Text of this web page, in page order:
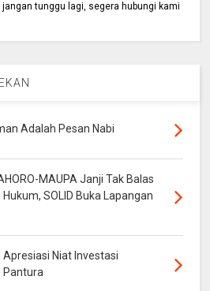
tunggu lagi, segera hubungi kami
Adalah Pesan Nabi
MAUPA Janji Tak Balas
SOLID Buka Lapangan
Apresiasi Niat Investasi
Pantura